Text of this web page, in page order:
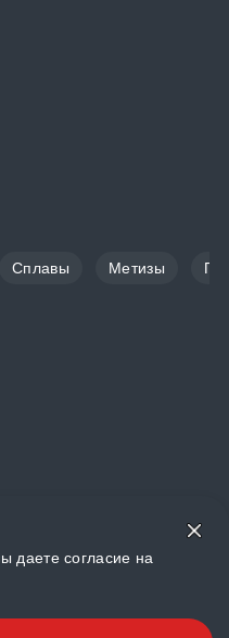
Сплавы Метизы
продвижение
даете согласие на